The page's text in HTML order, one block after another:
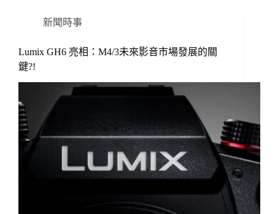
新聞時事
Lumix GH6 亮相：M4/3未來影音市場發展的關
鍵?!